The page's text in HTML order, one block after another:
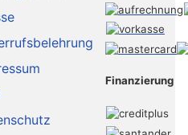
Finanzierung